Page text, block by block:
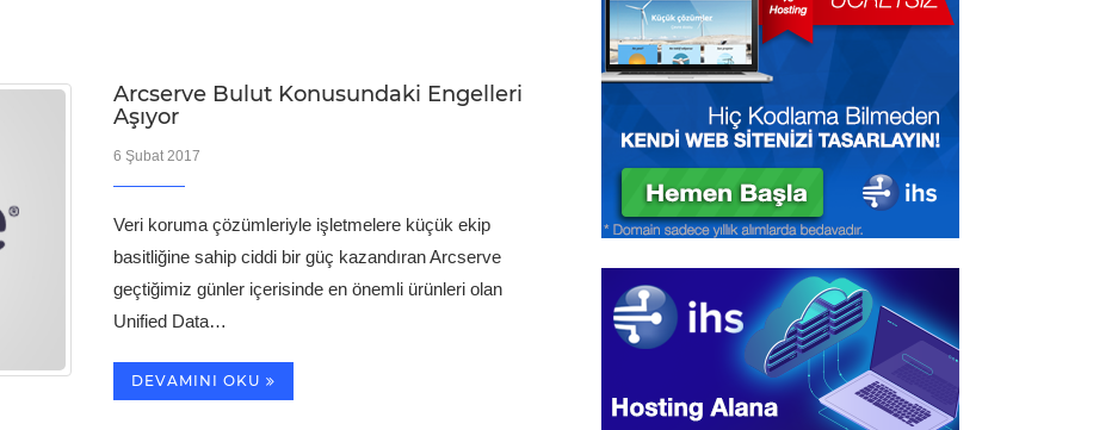
Arcserve Bulut Konusundaki Engelleri
Aşıyor
6 Şubat 2017
Veri koruma çözümleriyle işletmelere küçük ekip
basitliğine sahip ciddi bir güç kazandıran Arcserve
geçtiğimiz günler içerisinde en önemli ürünleri olan
Unified Data…
DEVAMINI OKU